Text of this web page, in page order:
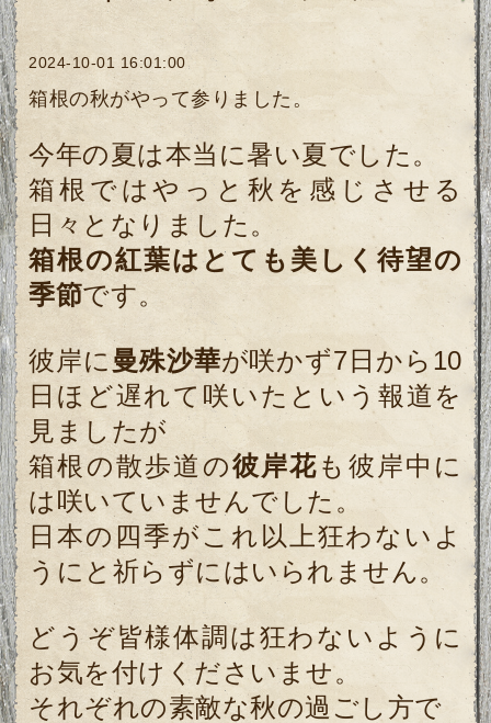
2024-10-01 16:01:00
箱根の秋がやって参りました。
今年の夏は本当に暑い夏でした。
箱根ではやっと秋を感じさせる
日々となりました。
箱根の紅葉はとても美しく待望の
季節です。
彼岸に曼殊沙華が咲かず7日から10
日ほど遅れて咲いたという報道を
見ましたが
箱根の散歩道の彼岸花も彼岸中に
は咲いていませんでした。
日本の四季がこれ以上狂わないよ
うにと祈らずにはいられません。
どうぞ皆様体調は狂わないように
お気を付けくださいませ。
それぞれの素敵な秋の過ごし方で